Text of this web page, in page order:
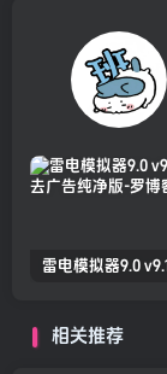
相关推荐